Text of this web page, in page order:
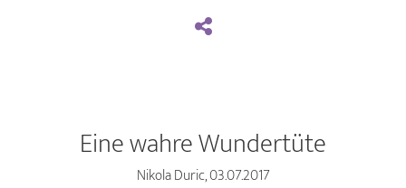
Eine wahre Wundertüte
Nikola Duric, 03.07.2017